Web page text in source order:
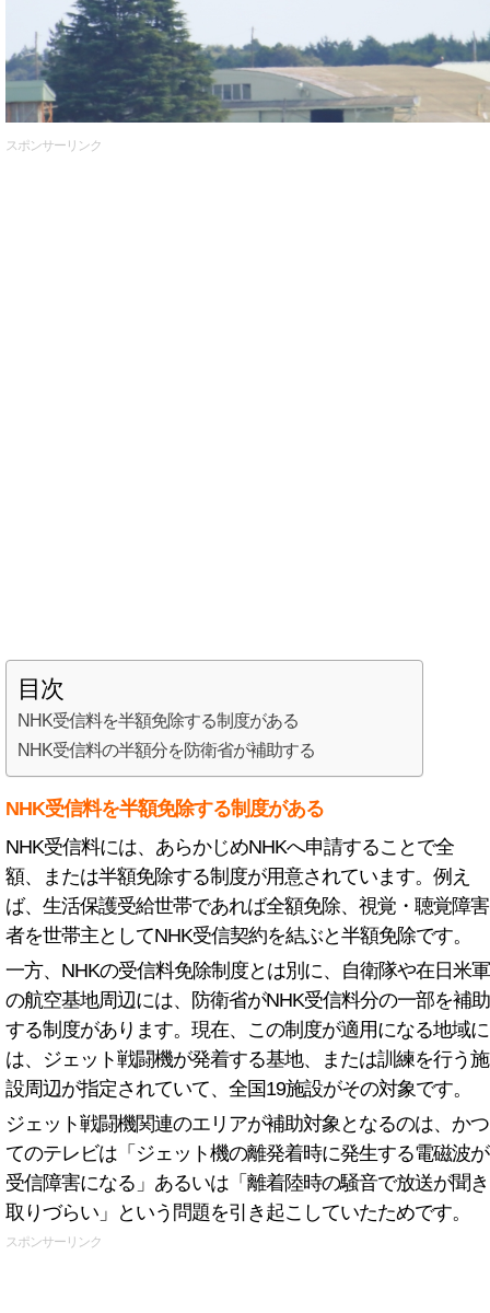
スポンサーリンク
目次
NHK受信料を半額免除する制度がある
NHK受信料の半額分を防衛省が補助する
NHK受信料を半額免除する制度がある
NHK受信料には、あらかじめNHKへ申請することで全
額、または半額免除する制度が用意されています。例え
ば、生活保護受給世帯であれば全額免除、視覚・聴覚障害
者を世帯主としてNHK受信契約を結ぶと半額免除です。
一方、NHKの受信料免除制度とは別に、自衛隊や在日米軍
の航空基地周辺には、防衛省がNHK受信料分の一部を補助
する制度があります。現在、この制度が適用になる地域に
は、ジェット戦闘機が発着する基地、または訓練を行う施
設周辺が指定されていて、全国19施設がその対象です。
ジェット戦闘機関連のエリアが補助対象となるのは、かつ
てのテレビは「ジェット機の離発着時に発生する電磁波が
受信障害になる」あるいは「離着陸時の騒音で放送が聞き
取りづらい」という問題を引き起こしていたためです。
スポンサーリンク